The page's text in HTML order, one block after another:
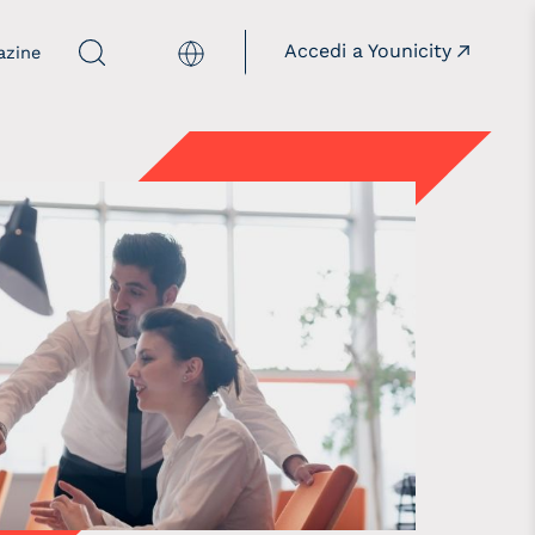
English Accedi a Younicity